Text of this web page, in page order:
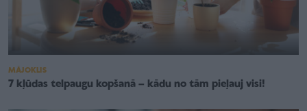
MĀJOKLIS
7 kļūdas telpaugu kopšanā – kādu no tām pieļauj visi!